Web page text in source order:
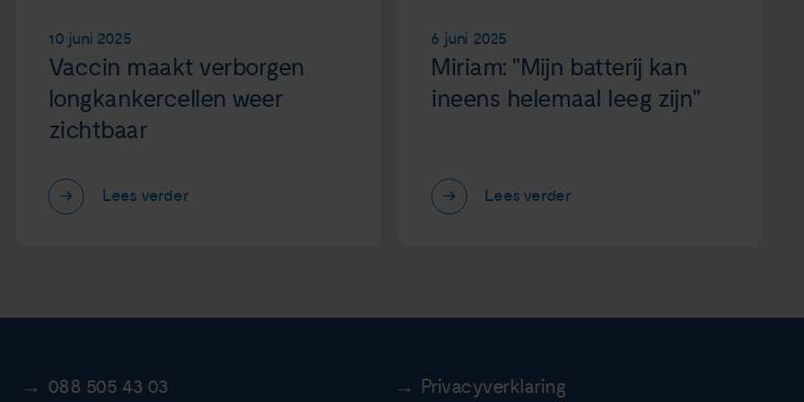
10 juni 2025
Vaccin maakt verborgen
longkankercellen weer
zichtbaar
Lees verder
6 juni 2025
Miriam: "Mijn batterij kan
ineens helemaal leeg zijn"
Lees verder
088 505 43 03
Privacyverklaring